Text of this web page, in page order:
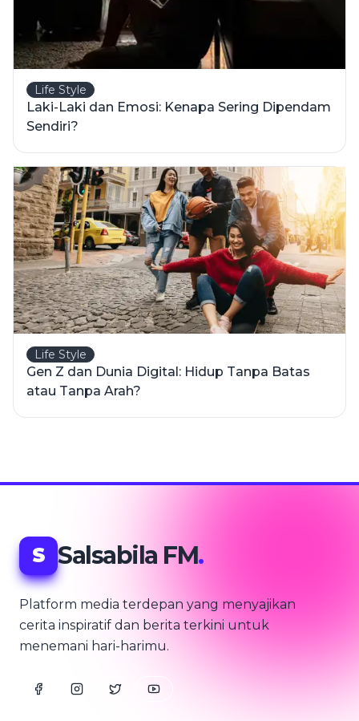
Life Style
Laki-Laki dan Emosi: Kenapa Sering Dipendam
Sendiri?
Life Style
Gen Z dan Dunia Digital: Hidup Tanpa Batas
atau Tanpa Arah?
S Salsabila FM.
Platform media terdepan yang menyajikan
cerita inspiratif dan berita terkini untuk
menemani hari-harimu.